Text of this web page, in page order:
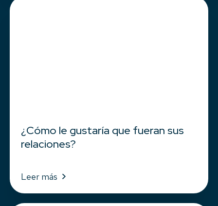
¿Cómo le gustaría que fueran sus
relaciones?
Leer más